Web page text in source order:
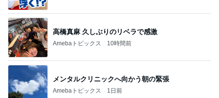
高橋真麻 久しぶりのリベラで感激
Amebaトピックス 10時間前
メンタルクリニックへ向かう朝の緊張
Amebaトピックス 1日前